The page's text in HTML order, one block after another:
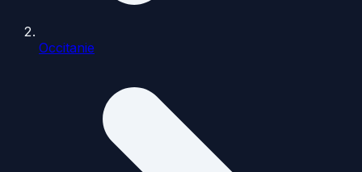
Occitanie